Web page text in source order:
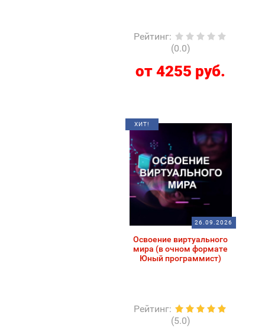
Рейтинг:
(0.0)
от 4255 руб.
ХИТ!
26.09.2026
Освоение виртуального
мира (в очном формате
Юный программист)
Рейтинг:
(5.0)